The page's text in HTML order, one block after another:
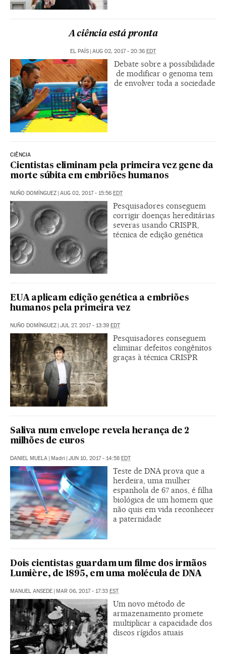
A ciência está pronta
EL PAÍS | AUG 02, 2017 - 20:36 EDT
Debate sobre a possibilidade
de modificar o genoma tem
de envolver toda a sociedade
CIÊNCIA
Cientistas eliminam pela primeira vez gene da
morte súbita em embriões humanos
NUÑO DOMÍNGUEZ | AUG 02, 2017 - 15:56 EDT
Pesquisadores conseguem
corrigir doenças hereditárias
severas usando CRISPR,
técnica de edição genética
EUA aplicam edição genética a embriões
humanos pela primeira vez
NUÑO DOMÍNGUEZ JUL 27, 2017 - 13:39 EDT
Pesquisadores conseguem
eliminar defeitos congênitos
graças à técnica CRISPR
Saliva num envelope revela herança de 2
milhões de euros
DANIEL MUELA Madri JUN 10, 2017 - 14:58 EDT
Teste de DNA prova que a
herdeira, uma mulher
espanhola de 67 anos, é filha
biológica de um homem que
não quis em vida reconhecer
a paternidade
Dois cientistas guardam um filme dos irmãos
Lumière, de 1895, em uma molécula de DNA
MANUEL ANSEDE MAR 06, 2017 - 17:33 EST
Um novo método de
armazenamento promete
multiplicar a capacidade dos
discos rígidos atuais